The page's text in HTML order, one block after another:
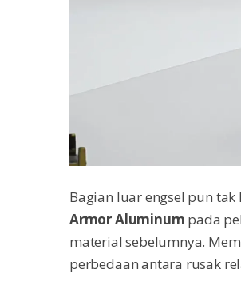
Bagian luar engsel pun
Armor Aluminum pada
material sebelumnya.
perbedaan antara rusak